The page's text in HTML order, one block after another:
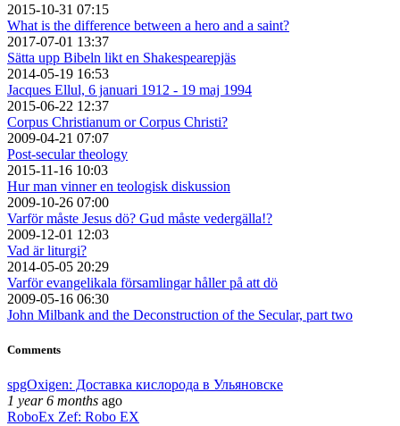
2015-10-31 07:15
What is the difference between a hero and a saint?
2017-07-01 13:37
Sätta upp Bibeln likt en Shakespearepjäs
2014-05-19 16:53
Jacques Ellul, 6 januari 1912 - 19 maj 1994
2015-06-22 12:37
Corpus Christianum or Corpus Christi?
2009-04-21 07:07
Post-secular theology
2015-11-16 10:03
Hur man vinner en teologisk diskussion
2009-10-26 07:00
Varför måste Jesus dö? Gud måste vedergälla!?
2009-12-01 12:03
Vad är liturgi?
2014-05-05 20:29
Varför evangelikala församlingar håller på att dö
2009-05-16 06:30
John Milbank and the Deconstruction of the Secular, part two
Comments
spgOxigen: Доставка кислорода в Ульяновске
1 year 6 months ago
RoboEx Zef: Robo EX